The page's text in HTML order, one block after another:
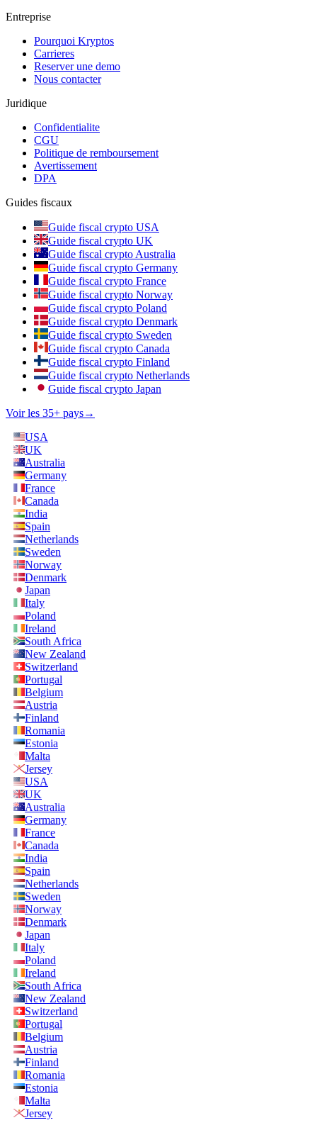
Entreprise
Pourquoi Kryptos
Carrieres
Reserver une demo
Nous contacter
Juridique
Confidentialite
CGU
Politique de remboursement
Avertissement
DPA
Guides fiscaux
Guide fiscal crypto USA
Guide fiscal crypto UK
Guide fiscal crypto Australia
Guide fiscal crypto Germany
Guide fiscal crypto France
Guide fiscal crypto Norway
Guide fiscal crypto Poland
Guide fiscal crypto Denmark
Guide fiscal crypto Sweden
Guide fiscal crypto Canada
Guide fiscal crypto Finland
Guide fiscal crypto Netherlands
Guide fiscal crypto Japan
Voir les 35+ pays→
USA
UK
Australia
Germany
France
Canada
India
Spain
Netherlands
Sweden
Norway
Denmark
Japan
Italy
Poland
Ireland
South Africa
New Zealand
Switzerland
Portugal
Belgium
Austria
Finland
Romania
Estonia
Malta
Jersey
USA
UK
Australia
Germany
France
Canada
India
Spain
Netherlands
Sweden
Norway
Denmark
Japan
Italy
Poland
Ireland
South Africa
New Zealand
Switzerland
Portugal
Belgium
Austria
Finland
Romania
Estonia
Malta
Jersey